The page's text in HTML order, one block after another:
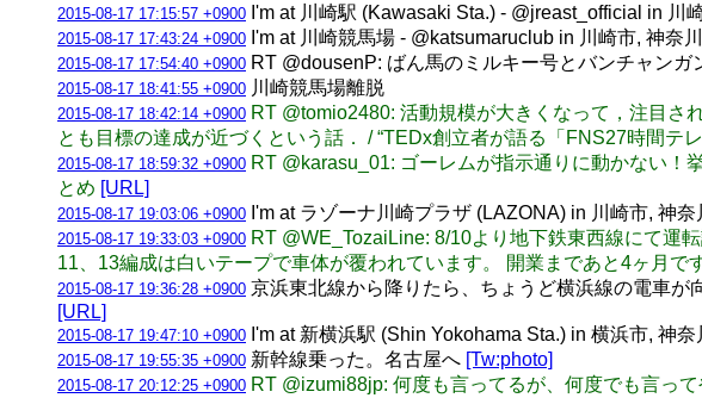
2015-08-17 17:15:57 +0900 I'm at 川崎駅 (Kawasaki Sta.) - @jreast_official in 川
2015-08-17 17:43:24 +0900 I'm at 川崎競馬場 - @katsumaruclub in 川崎市, 神奈
2015-08-17 17:54:40 +0900 RT @dousenP: ばん馬のミルキー号とバンチャン
2015-08-17 18:41:55 +0900 川崎競馬場離脱
2015-08-17 18:42:14 +0900 RT @tomio2480: 活動規模が大きくなって，注目さ
とも目標の達成が近づくという話． / “TEDx創立者が語る「FNS27時間
2015-08-17 18:59:32 +0900 RT @karasu_01: ゴーレムが指示通りに動かない
とめ [URL]
2015-08-17 19:03:06 +0900 I'm at ラゾーナ川崎プラザ (LAZONA) in 川崎市, 神奈
2015-08-17 19:33:03 +0900 RT @WE_TozaiLine: 8/10より地下鉄東西線にて運
11、13編成は白いテープで車体が覆われています。 開業まであと4ヶ月で
2015-08-17 19:36:28 +0900 京浜東北線から降りたら、ちょうど横浜線の電車
[URL]
2015-08-17 19:47:10 +0900 I'm at 新横浜駅 (Shin Yokohama Sta.) in 横浜市, 神奈
2015-08-17 19:55:35 +0900 新幹線乗った。名古屋へ [Tw:photo]
2015-08-17 20:12:25 +0900 RT @izumi88jp: 何度も言ってるが、何度でも言っ